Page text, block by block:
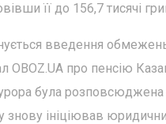
її до 156,7 тисячі
введення
OBOZ.UA про пенсію
була
знову ініціював